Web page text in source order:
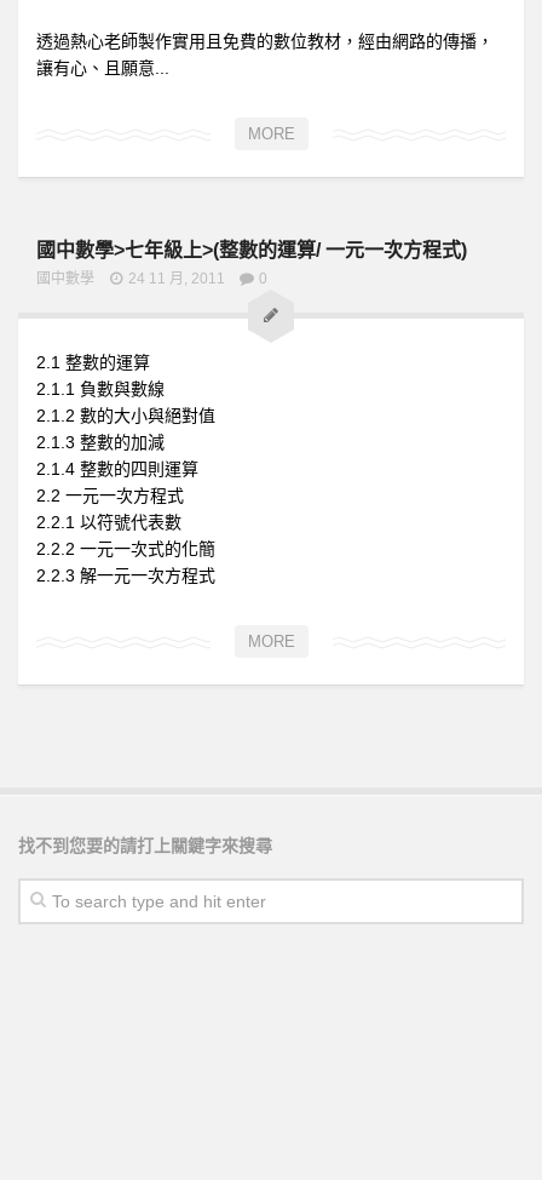
透過熱心老師製作實用且免費的數位教材，經由網路的傳播，
讓有心、且願意...
MORE
國中數學>七年級上>(整數的運算/ 一元一次方程式)
國中數學 24 11 月, 2011 0
2.1 整數的運算
2.1.1 負數與數線
2.1.2 數的大小與絕對值
2.1.3 整數的加減
2.1.4 整數的四則運算
2.2 一元一次方程式
2.2.1 以符號代表數
2.2.2 一元一次式的化簡
2.2.3 解一元一次方程式
MORE
找不到您要的請打上關鍵字來搜尋